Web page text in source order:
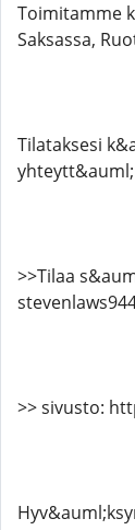
Toimitamme
Saksassa,
Tilataksesi
>>Tilaa
>> sivusto: